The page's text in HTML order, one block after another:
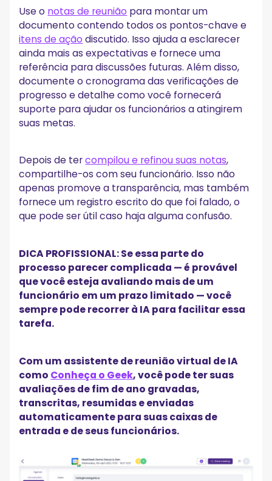
Use o notas de reunião para montar um
documento contendo todos os pontos-chave e
itens de ação discutido. Isso ajuda a esclarecer
ainda mais as expectativas e fornece uma
referência para discussões futuras. Além disso,
documente o cronograma das verificações de
progresso e detalhe como você fornecerá
suporte para ajudar os funcionários a atingirem
suas metas.
Depois de tercompilou e refinou suas notas,
compartilhe-os com seu funcionário. Isso não
apenas promove a transparência, mas também
fornece um registro escrito do que foi falado, o
que pode ser útil caso haja alguma confusão.
DICA PROFISSIONAL: Se essa parte do
processo parecer complicada — é provável
que você esteja avaliando mais de um
funcionário em um prazo limitado — você
sempre pode recorrer à IA para facilitar essa
tarefa.
Com um assistente de reunião virtual de IA
como Conheça o Geek, você pode ter suas
avaliações de fim de ano gravadas,
transcritas, resumidas e enviadas
automaticamente para suas caixas de
entrada e de seus funcionários.